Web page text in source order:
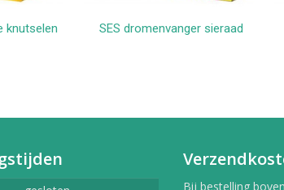
knutselen In winkelwagen
SES dromenvanger sieraad
Bij bestelling